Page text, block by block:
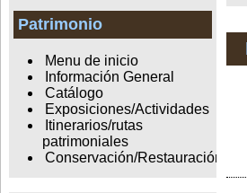
Patrimonio
Menu de inicio
Información General
Catálogo
Exposiciones/Actividades
Itinerarios/rutas
patrimoniales
Conservación/Restauración